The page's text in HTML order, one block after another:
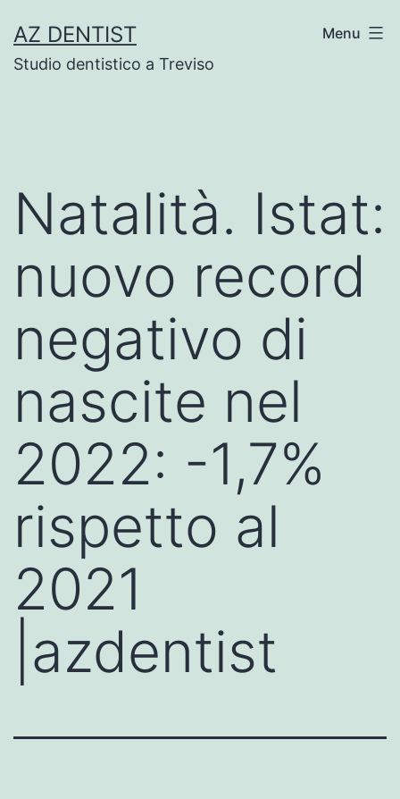
to
content
AZ DENTIST
Studio dentistico a Treviso
Menu
Natalità. Istat:
nuovo record
negativo di
nascite nel
2022: -1,7%
rispetto al
2021
|azdentist